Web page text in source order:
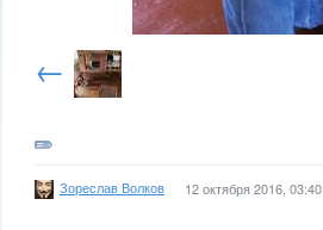
←
Зореслав Волков 12 октября 2016, 03:40